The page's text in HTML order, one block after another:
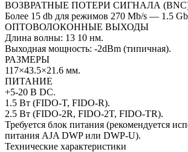
ВОЗВРАТНЫЕ ПОТЕРИ СИГНАЛА
Более 15 db для режимов 270 Mb/s — 1.5
ОПТОВОЛОКОННЫЕ ВЫХОДЫ
Длина волны: 13 10 нм.
Выходная мощность: -2dBm (типичная).
РАЗМЕРЫ
117×43.5×21.6 мм.
ПИТАНИЕ
+5-20 В DC.
1.5 Вт (FIDO-T, FIDO-R).
2.5 Вт (FIDO-2R, FIDO-2T, FIDO-TR).
Требуется блок питания (рекомендуется
питания AJA DWP или DWP-U).
Технические характеристики